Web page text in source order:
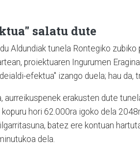
salatu dute
Aldundiak tunela Rontegiko
proiektuaren Ingurumen
efektua" izango duela; hau da,
aurreikuspenek erakusten dute
hori 62.000ra igoko dela
batez ere kontuan
dela.